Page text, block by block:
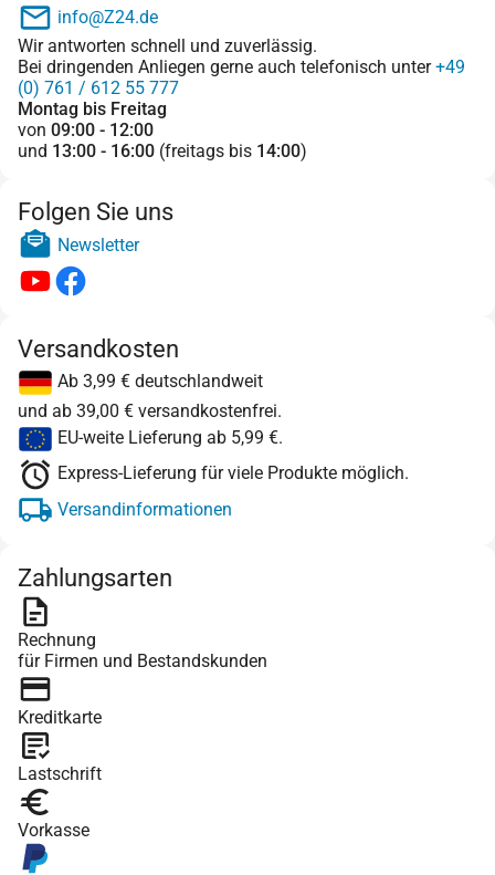
info@Z24.de
Wir antworten schnell und zuverlässig.
Bei dringenden Anliegen gerne auch telefonisch unter+49
(0) 761 / 612 55 777
Montag bis Freitag
von 09:00 - 12:00
und 13:00 - 16:00 (freitags bis 14:00)
Folgen Sie uns
Newsletter
Versandkosten
Ab 3,99 € deutschlandweit
und ab 39,00 € versandkostenfrei.
EU-weite Lieferung ab 5,99 €.
Express-Lieferung für viele Produkte möglich.
Versandinformationen
Zahlungsarten
Rechnung
für Firmen und Bestandskunden
Kreditkarte
Lastschrift
Vorkasse